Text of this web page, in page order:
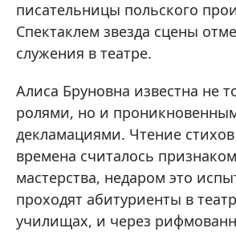
писательницы польского
Спектаклем звезда сцены
служения в театре.
Алиса Бруновна известна не
ролями, но и
декламациями. Чтение
времена считалось
мастерства, недаром это
проходят абитуриенты в
училищах, и через